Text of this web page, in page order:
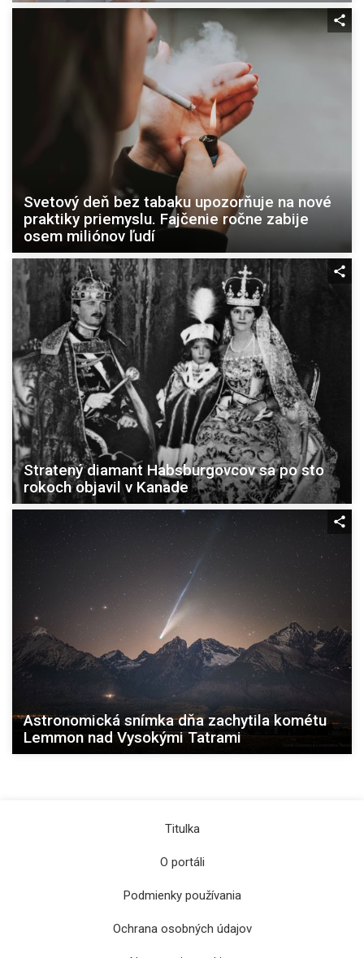
Svetový deň bez tabaku upozorňuje na nové
praktiky priemyslu. Fajčenie ročne zabije
osem miliónov ľudí
Stratený diamant Habsburgovcov sa po sto
rokoch objavil v Kanade
Astronomická snímka dňa zachytila kométu
Lemmon nad Vysokými Tatrami
Titulka
O portáli
Podmienky používania
Ochrana osobných údajov